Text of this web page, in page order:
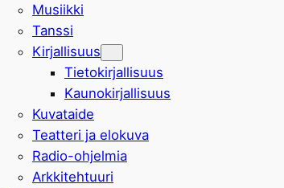
Musiikki
Tanssi
Kirjallisuus
Tietokirjallisuus
Kaunokirjallisuus
Kuvataide
Teatteri ja elokuva
Radio-ohjelmia
Arkkitehtuuri